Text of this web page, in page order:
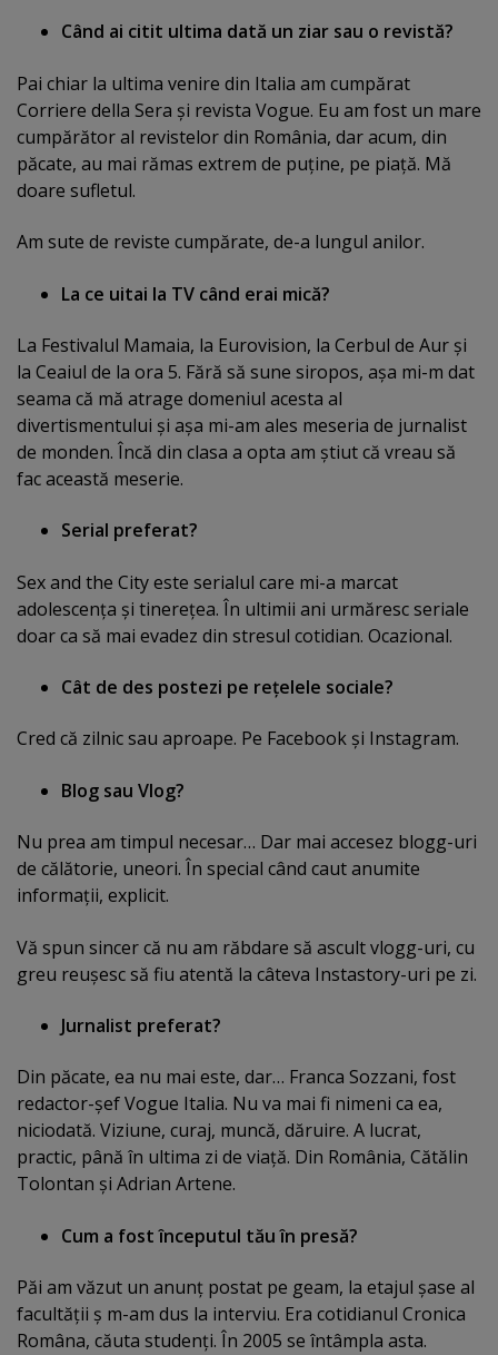
Când ai citit ultima dată un ziar sau o revistă?
Pai chiar la ultima venire din Italia am cumpărat
Corriere della Sera şi revista Vogue. Eu am fost un mare
cumpărător al revistelor din România, dar acum, din
păcate, au mai rămas extrem de puţine, pe piaţă. Mă
doare sufletul.
Am sute de reviste cumpărate, de-a lungul anilor.
La ce uitai la TV când erai mică?
La Festivalul Mamaia, la Eurovision, la Cerbul de Aur şi
la Ceaiul de la ora 5. Fără să sune siropos, aşa mi-m dat
seama că mă atrage domeniul acesta al
divertismentului şi aşa mi-am ales meseria de jurnalist
de monden. Încă din clasa a opta am ştiut că vreau să
fac această meserie.
Serial preferat?
Sex and the City este serialul care mi-a marcat
adolescenţa şi tinereţea. În ultimii ani urmăresc seriale
doar ca să mai evadez din stresul cotidian. Ocazional.
Cât de des postezi pe reţelele sociale?
Cred că zilnic sau aproape. Pe Facebook şi Instagram.
Blog sau Vlog?
Nu prea am timpul necesar… Dar mai accesez blogg-uri
de călătorie, uneori. În special când caut anumite
informaţii, explicit.
Vă spun sincer că nu am răbdare să ascult vlogg-uri, cu
greu reuşesc să fiu atentă la câteva Instastory-uri pe zi.
Jurnalist preferat?
Din păcate, ea nu mai este, dar… Franca Sozzani, fost
redactor-şef Vogue Italia. Nu va mai fi nimeni ca ea,
niciodată. Viziune, curaj, muncă, dăruire. A lucrat,
practic, până în ultima zi de viaţă. Din România, Cătălin
Tolontan şi Adrian Artene.
Cum a fost începutul tău în presă?
Păi am văzut un anunţ postat pe geam, la etajul şase al
facultăţii ş m-am dus la interviu. Era cotidianul Cronica
Româna, căuta studenţi. În 2005 se întâmpla asta.